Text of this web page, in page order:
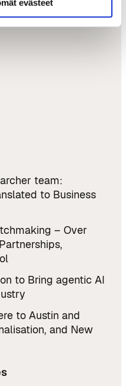
evästeet
team:
to Business
– Over
to Bring agentic AI
to Austin and
and New